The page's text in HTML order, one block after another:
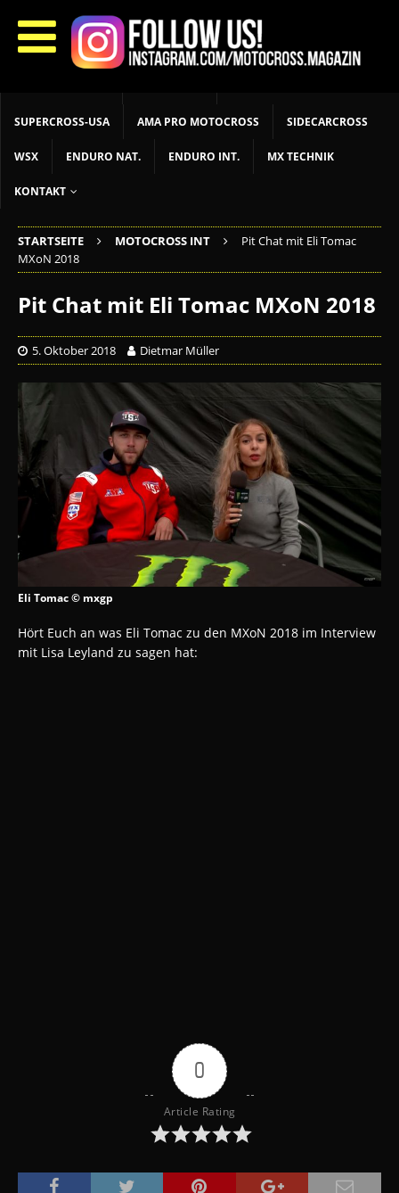
START LIVETIMING MX NEWS MX YOUTH
MX WOMEN MXGP ADAC MX MASTERS MOTOCROSS INT
SUPERCROSS-USA AMA PRO MOTOCROSS SIDECARCROSS
WSX ENDURO NAT. ENDURO INT. MX TECHNIK
KONTAKT
STARTSEITE MOTOCROSS INT
Pit Chat mit Eli Tomac
MXoN 2018
Pit Chat mit Eli Tomac MXoN 2018
5. Oktober 2018 Dietmar Müller
Eli Tomac © mxgp
Hört Euch an was Eli Tomac zu den MXoN 2018 im Interview
mit Lisa Leyland zu sagen hat:
0
Article Rating